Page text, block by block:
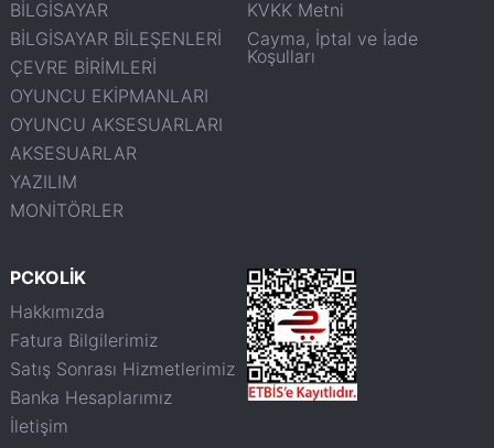
BİLGİSAYAR
BİLGİSAYAR BİLEŞENLERİ
ÇEVRE BİRİMLERİ
OYUNCU EKİPMANLARI
OYUNCU AKSESUARLARI
AKSESUARLAR
YAZILIM
MONİTÖRLER
KVKK Metni
Cayma, İptal ve İade
Koşulları
PCKOLİK
Hakkımızda
Fatura Bilgilerimiz
Satış Sonrası Hizmetlerimiz
Banka Hesaplarımız
İletişim